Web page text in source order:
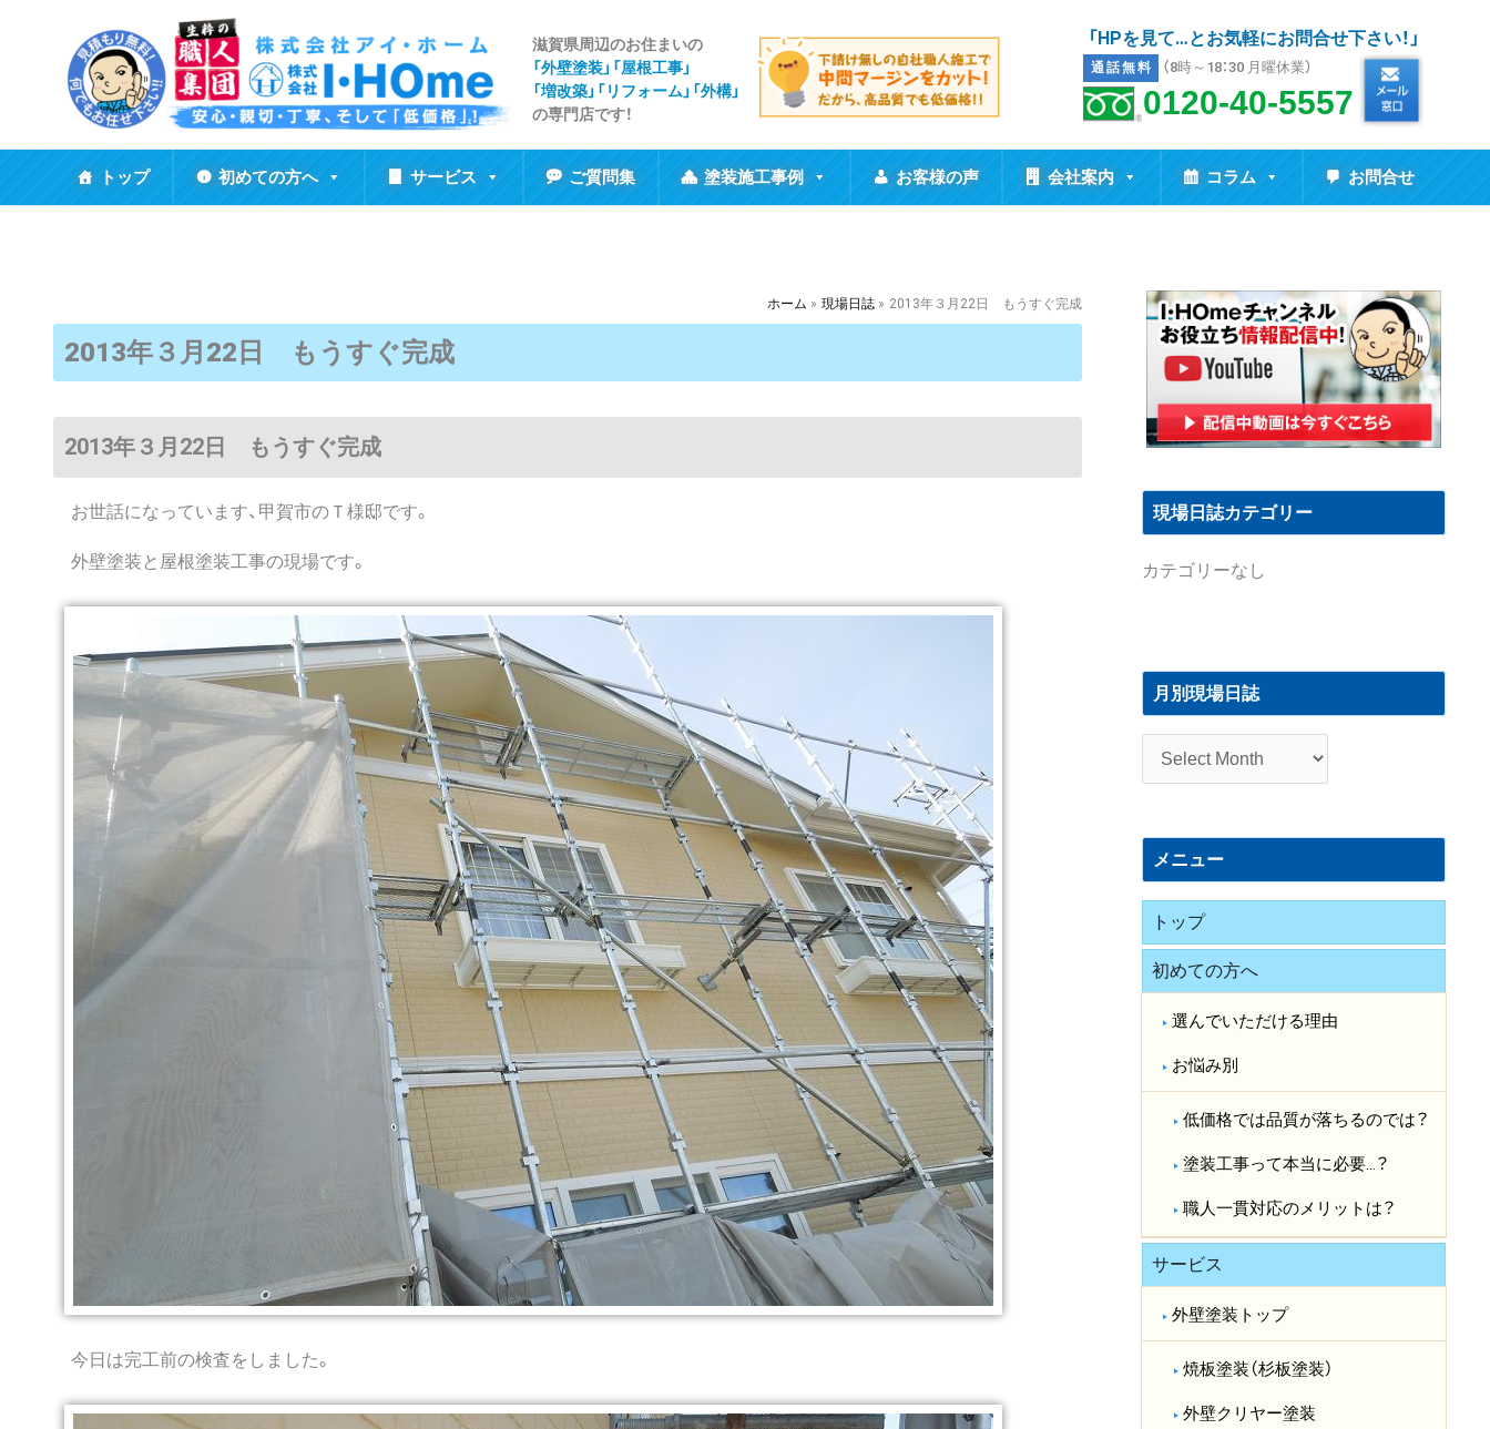
ッ
プ
滋賀県周辺のお住まいの
「外壁塗装」「屋根工事」
「増改築」「リフォーム」「外構」
の専門店です！
「HPを見て…とお気軽にお問合せ下さい！」
通話無料 （8時～18：30 月曜休業）
0120-40-5557
トップ 初めての方へ サービス ご質問集 塗装施工事例 お客様の声 会社案内 コラム お問合せ
ホーム 現場日誌 2013年３月22日 もうすぐ完成
2013年３月22日 もうすぐ完成
2013年３月22日 もうすぐ完成
お世話になっています、甲賀市のＴ様邸です。
外壁塗装と屋根塗装工事の現場です。
今日は完工前の検査をしました。
現場日誌カテゴリー
カテゴリーなし
月別現場日誌
別
現
誌
メニュー
トップ
初めての方へ
選んでいただける理由
お悩み別
低価格では品質が落ちるのでは？​
塗装工事って本当に必要…？​
職人一貫対応のメリットは？​
サービス
外壁塗装トップ
焼板塗装（杉板塗装）
外壁クリヤー塗装